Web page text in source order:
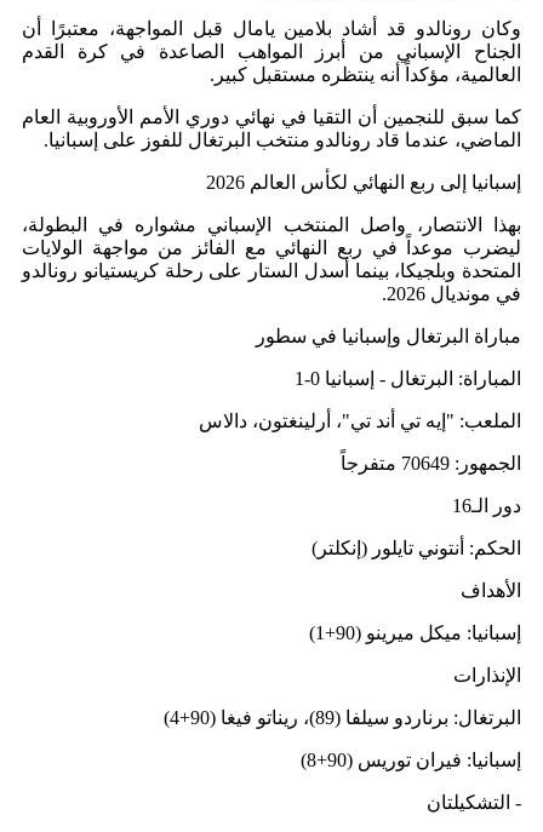
وكان رونالدو قد أشاد بلامين يامال قبل المواجهة، معتبرًا أن
الجناح الإسباني من أبرز المواهب الصاعدة في كرة القدم
العالمية، مؤكداً أنه ينتظره مستقبل كبير.
كما سبق للنجمين أن التقيا في نهائي دوري الأمم الأوروبية العام
الماضي، عندما قاد رونالدو منتخب البرتغال للفوز على إسبانيا.
إسبانيا إلى ربع النهائي لكأس العالم 2026
بهذا الانتصار، واصل المنتخب الإسباني مشواره في البطولة،
ليضرب موعداً في ربع النهائي مع الفائز من مواجهة الولايات
المتحدة وبلجيكا، بينما أسدل الستار على رحلة كريستيانو رونالدو
في مونديال 2026.
مباراة البرتغال وإسبانيا في سطور
المباراة: البرتغال - إسبانيا 0-1
الملعب: "إيه تي أند تي"، أرلينغتون، دالاس
الجمهور: 70649 متفرجاً
دور الـ16
الحكم: أنتوني تايلور (إنكلتر)
الأهداف
إسبانيا: ميكل ميرينو (90+1)
الإنذارات
البرتغال: برناردو سيلفا (89)، ريناتو فيغا (90+4)
إسبانيا: فيران توريس (90+8)
- التشكيلتان